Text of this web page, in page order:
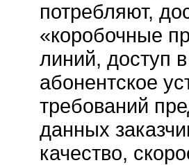
потребляют,
«коробочные
линий, доступ
абонентское
требований
данных
качество,